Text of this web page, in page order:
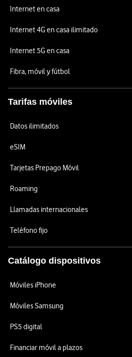
Internet en casa
Internet 4G en casa ilimitado
Internet 5G en casa
Fibra, móvil y fútbol
Tarifas móviles
Datos ilimitados
eSIM
Tarjetas Prepago Móvil
Roaming
Llamadas internacionales
Teléfono fijo
Catálogo dispositivos
Móviles iPhone
Móviles Samsung
PS5 digital
Financiar móvil a plazos